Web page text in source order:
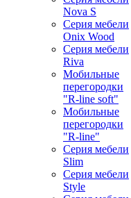
Nova S
Серия мебели
Onix Wood
Серия мебели
Riva
Мобильные
перегородки
"R-line soft"
Мобильные
перегородки
"R-line"
Серия мебели
Slim
Серия мебели
Style